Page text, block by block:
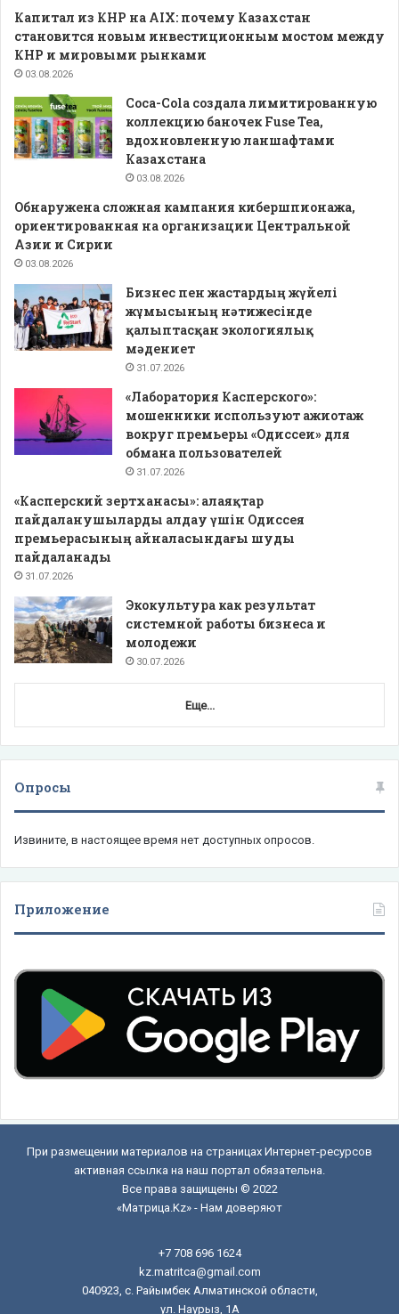
Капитал из КНР на AIX: почему Казахстан
становится новым инвестиционным мостом между
КНР и мировыми рынками
03.08.2026
Coca-Cola создала лимитированную
коллекцию баночек Fuse Tea,
вдохновленную ланшафтами
Казахстана
03.08.2026
Обнаружена сложная кампания кибершпионажа,
ориентированная на организации Центральной
Азии и Сирии
03.08.2026
Бизнес пен жастардың жүйелі
жұмысының нәтижесінде
қалыптасқан экологиялық
мәдениет
31.07.2026
«Лаборатория Касперского»:
мошенники используют ажиотаж
вокруг премьеры «Одиссеи» для
обмана пользователей
31.07.2026
«Касперский зертханасы»: алаяқтар
пайдаланушыларды алдау үшін Одиссея
премьерасының айналасындағы шуды
пайдаланады
31.07.2026
Экокультура как результат
системной работы бизнеса и
молодежи
30.07.2026
Еще...
Опросы
Извините, в настоящее время нет доступных опросов.
Приложение
При размещении материалов на страницах Интернет-ресурсов
активная ссылка на наш портал обязательна.
Все права защищены © 2022
«Матрица.Kz» - Нам доверяют
+7 708 696 1624
kz.matritca@gmail.com
040923, с. Райымбек Алматинской области,
ул. Наурыз, 1А